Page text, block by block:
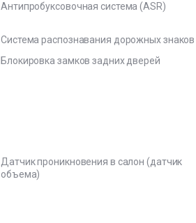
Антипробуксовочная система (ASR)
Система распознавания дорожных знаков
Блокировка замков задних дверей
Датчик проникновения в салон (датчик
объема)